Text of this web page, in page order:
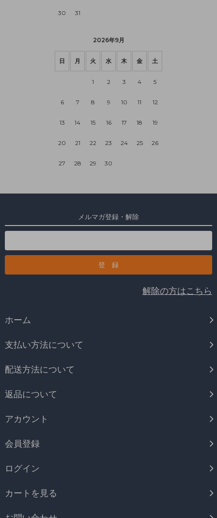
30 31
2026年9月
日 月 火 水 木 金 土
1 2 3 4 5
6 7 8 9 10 11 12
13 14 15 16 17 18 19
20 21 22 23 24 25 26
27 28 29 30
メルマガ登録・解除
解除の方はこちら
ホーム
支払い方法について
配送方法について
返品について
アカウント
会員登録
ログイン
カートを見る